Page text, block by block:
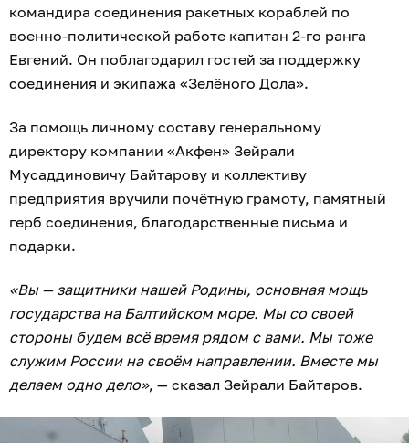
командира соединения ракетных кораблей по
военно-политической работе капитан 2-го ранга
Евгений. Он поблагодарил гостей за поддержку
соединения и экипажа «Зелёного Дола».
За помощь личному составу генеральному
директору компании «Акфен» Зейрали
Мусаддиновичу Байтарову и коллективу
предприятия вручили почётную грамоту, памятный
герб соединения, благодарственные письма и
подарки.
«Вы — защитники нашей Родины, основная мощь
государства на Балтийском море. Мы со своей
стороны будем всё время рядом с вами. Мы тоже
служим России на своём направлении. Вместе мы
делаем одно дело», — сказал Зейрали Байтаров.